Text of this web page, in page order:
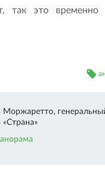
так это
Моржаретто,
«Страна»